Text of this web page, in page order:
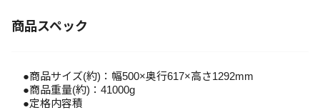
商品スペック
●商品サイズ(約)：幅500×奥行617×高さ1292mm
●商品重量(約)：41000g
●定格内容積